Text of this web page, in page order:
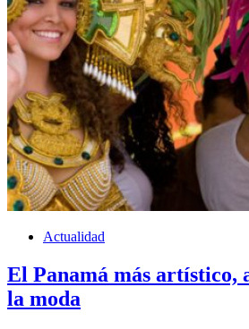
Actualidad
El Panamá más artístico,
la moda